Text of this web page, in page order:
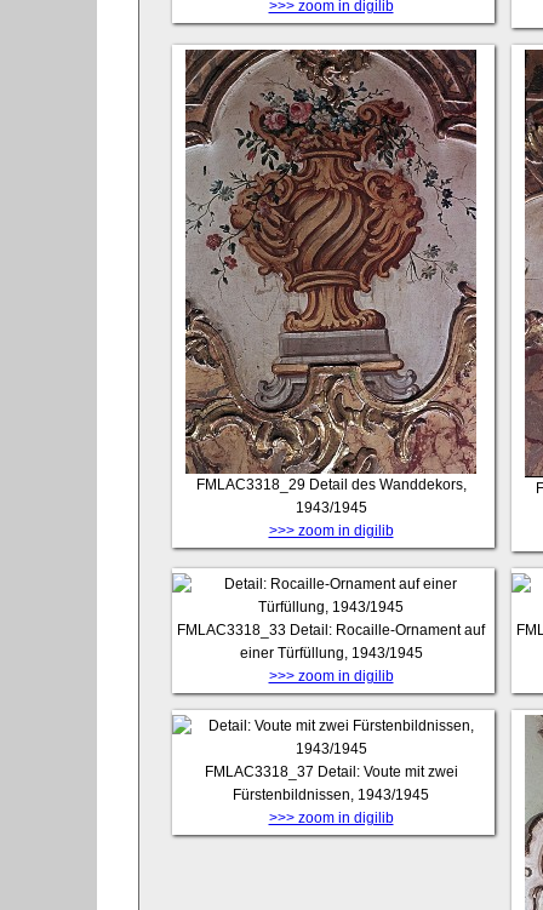
>>> zoom in digilib
FMLAC3318_29 Detail des Wanddekors,
1943/1945
>>> zoom in digilib
FMLAC3318_33 Detail: Rocaille-Ornament auf
einer Türfüllung, 1943/1945
>>> zoom in digilib
FMLAC3318_37 Detail: Voute mit zwei
Fürstenbildnissen, 1943/1945
>>> zoom in digilib